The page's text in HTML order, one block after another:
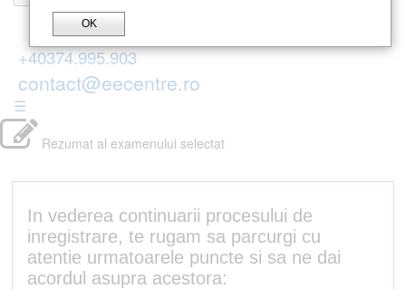
+40374.995.903
contact@eecentre.ro
☰
Rezumat al examenului selectat
In vederea continuarii procesului de
inregistrare, te rugam sa parcurgi cu
atentie urmatoarele puncte si sa ne dai
acordul asupra acestora:
OK